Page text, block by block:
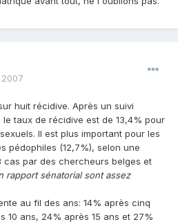
huit récidive. Après un suivi
taux de récidive est de 13,4% pour
Il est plus important pour les
pédophiles (12,7%), selon une
cas par des chercheurs belges et
rapport sénatorial sont assez
au fil des ans: 14% après cinq
10 ans, 24% après 15 ans et 27%